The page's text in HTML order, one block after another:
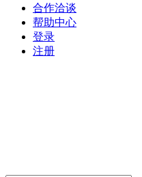
合作洽谈
帮助中心
登录
注册